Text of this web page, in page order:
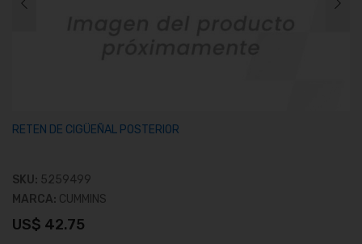
RETEN DE CIGÜEÑAL POSTERIOR
SKU: 5259499
MARCA: CUMMINS
US$ 42.75